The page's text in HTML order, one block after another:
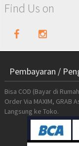
Find Us on
Pembayaran /
Bisa COD (Bayar di
Order Via MAXIM, GRAB
Langsung ke Toko.